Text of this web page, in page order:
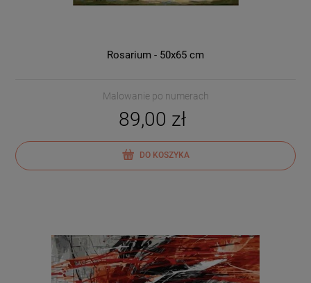
Rosarium - 50x65 cm
Malowanie po numerach
89,00 zł
DO KOSZYKA